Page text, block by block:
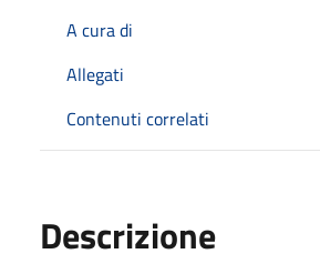
A cura di
Allegati
Contenuti correlati
Descrizione